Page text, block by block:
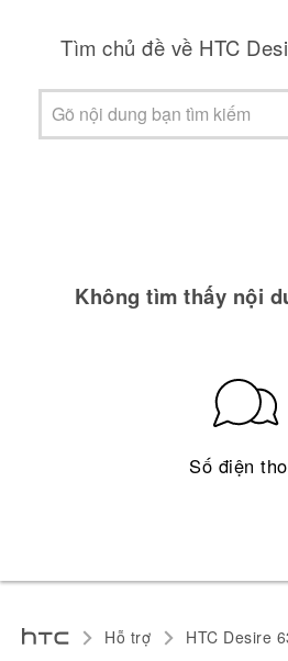
Tìm chủ đề về HTC
Không tìm thấy nội
Số điện
Hỗ trợ HTC Desire